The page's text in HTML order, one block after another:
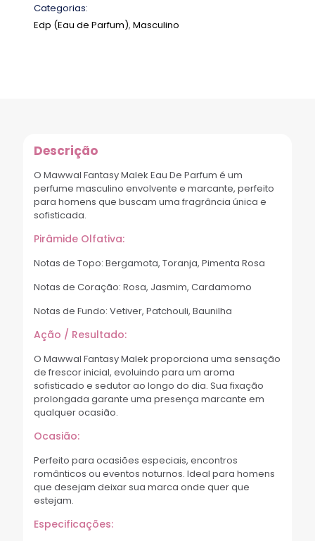
Categorias:
Edp (Eau de Parfum), Masculino
Descrição
O Mawwal Fantasy Malek Eau De Parfum é um
perfume masculino envolvente e marcante, perfeito
para homens que buscam uma fragrância única e
sofisticada.
Pirâmide Olfativa:
Notas de Topo: Bergamota, Toranja, Pimenta Rosa
Notas de Coração: Rosa, Jasmim, Cardamomo
Notas de Fundo: Vetiver, Patchouli, Baunilha
Ação / Resultado:
O Mawwal Fantasy Malek proporciona uma sensação
de frescor inicial, evoluindo para um aroma
sofisticado e sedutor ao longo do dia. Sua fixação
prolongada garante uma presença marcante em
qualquer ocasião.
Ocasião:
Perfeito para ocasiões especiais, encontros
românticos ou eventos noturnos. Ideal para homens
que desejam deixar sua marca onde quer que
estejam.
Especificações: